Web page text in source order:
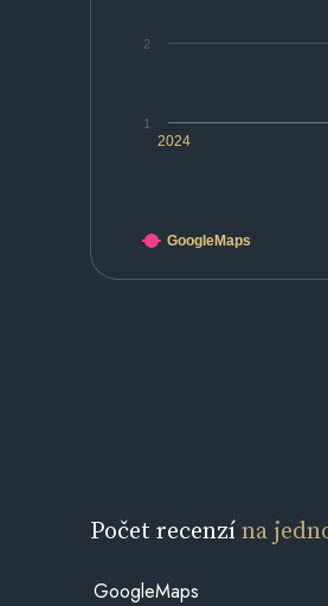
2024
1
2
GoogleMaps
Počet recenzína
GoogleMaps